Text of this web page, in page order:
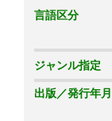
言語区分
ジャンル指定
出版／発行年月